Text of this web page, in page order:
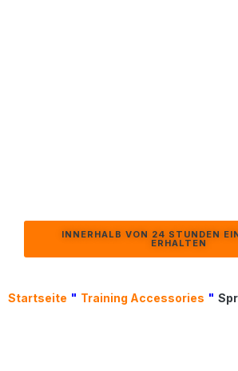
INNERHALB VON 24 STUNDEN
ERHALTEN
Startseite " Training Accessories "